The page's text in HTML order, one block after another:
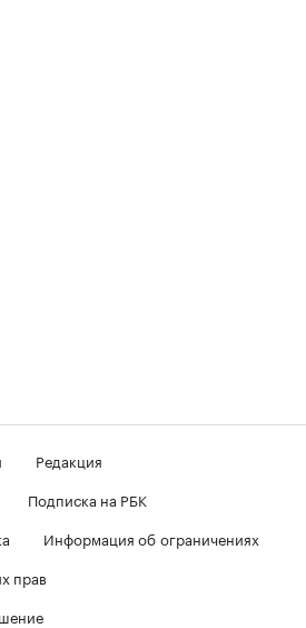
Редакция
Подписка на РБК
Информация об ограничениях
прав